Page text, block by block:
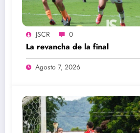
JSCR 0
La revancha de la final
Agosto 7, 2026